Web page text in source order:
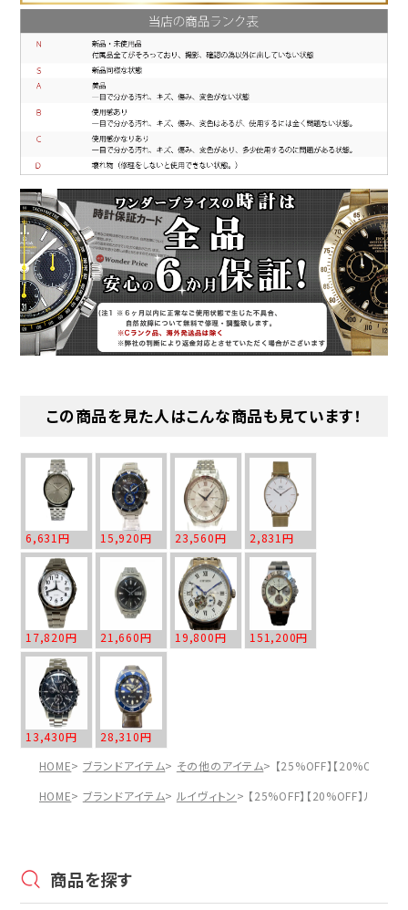
この商品を見た人はこんな商品も見ています！
6,631円 15,920円 23,560円 2,831円
17,820円 21,660円 19,800円 151,200円
13,430円
28,310円
HOME
ブランドアイテム その他のアイテム
【25%OFF】【20%OFF
HOME
ブランドアイテム ルイヴィトン 【25%OFF】【20%OFF】ルイ
商品を探す